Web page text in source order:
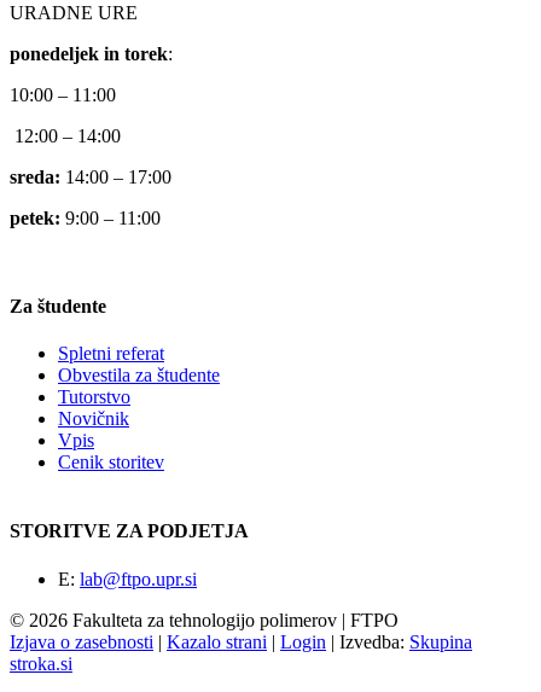
URADNE URE
ponedeljek in torek:
10:00 – 11:00
12:00 – 14:00
sreda: 14:00 – 17:00
petek: 9:00 – 11:00
Za študente
Spletni referat
Obvestila za študente
Tutorstvo
Novičnik
Vpis
Cenik storitev
STORITVE ZA PODJETJA
E: lab@ftpo.upr.si
© 2026 Fakulteta za tehnologijo polimerov | FTPO
Izjava o zasebnosti | Kazalo strani | Login | Izvedba: Skupina
stroka.si